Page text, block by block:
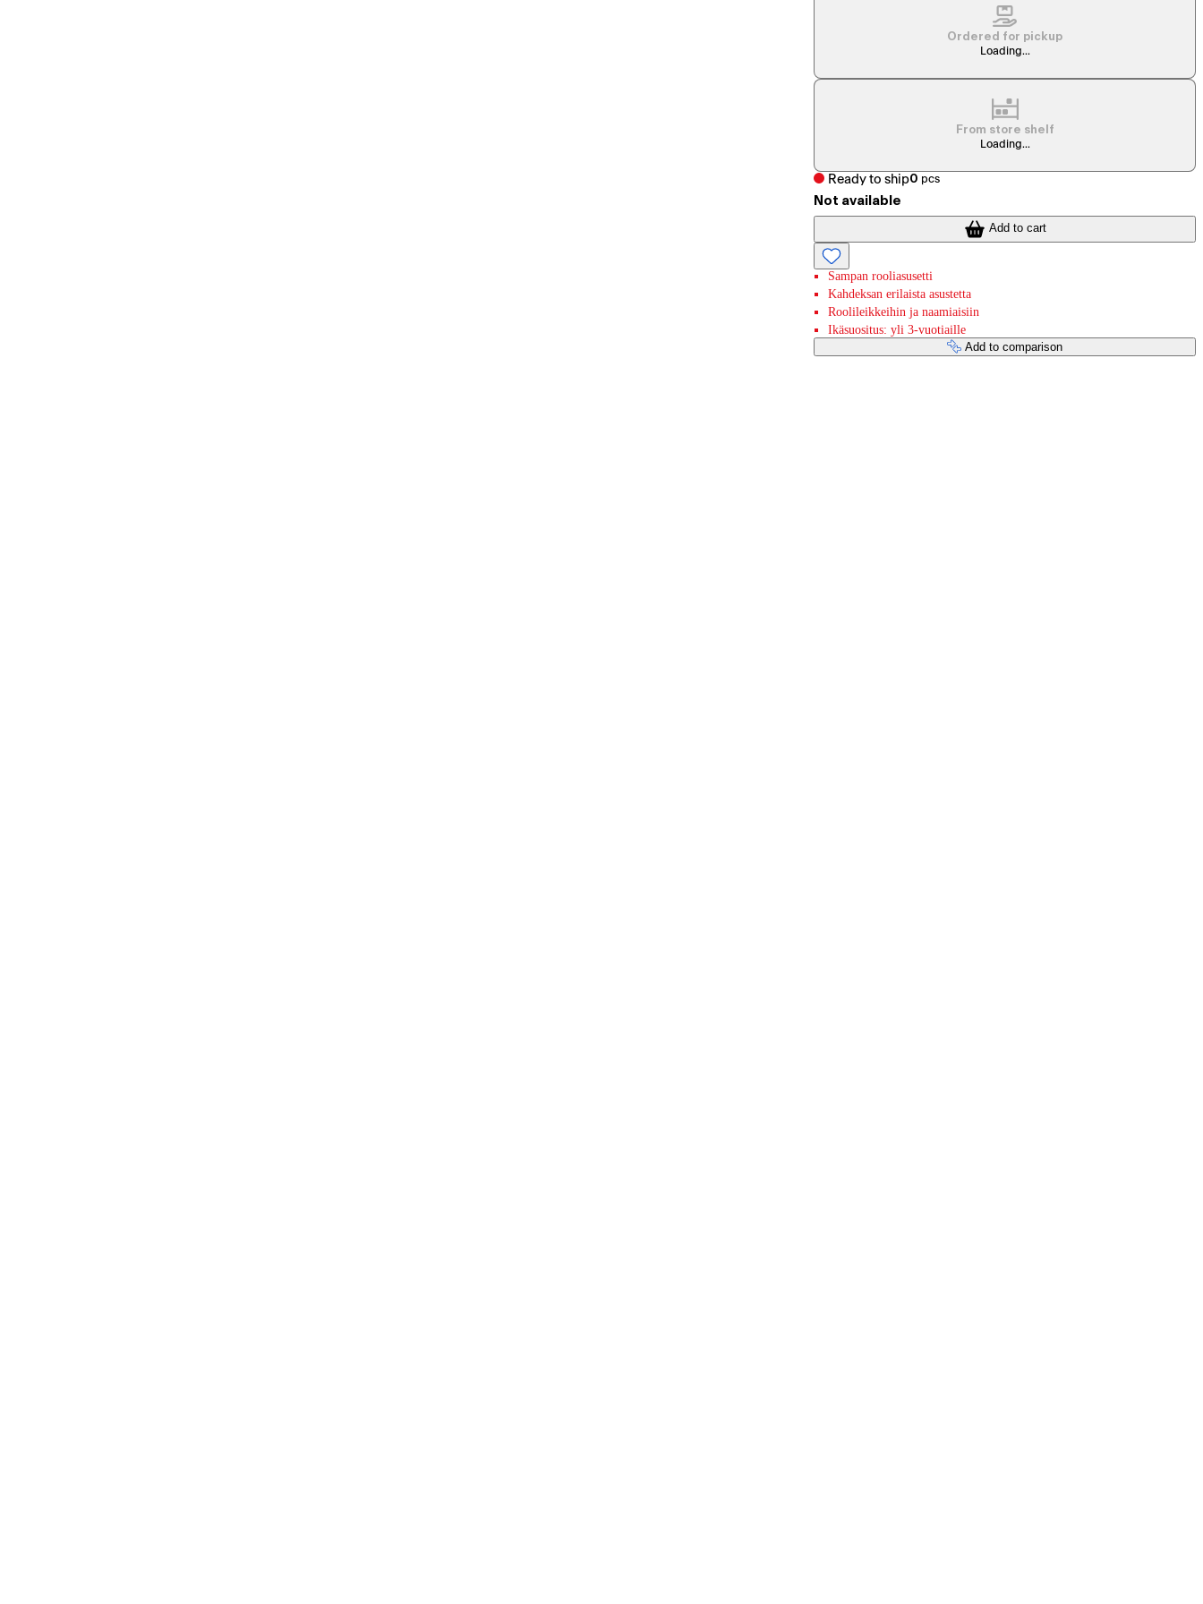
Ordered for pickup
Loading...
From store shelf
Loading...
Ready to ship0 pcs
Not available
Add to cart
Sampan rooliasusetti
Kahdeksan erilaista asustetta
Roolileikkeihin ja naamiaisiin
Ikäsuositus: yli 3-vuotiaille
Add to comparison